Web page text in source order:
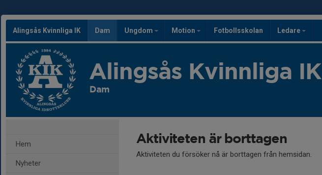
Alingsås Kvinnliga IK Dam Ungdom Motion Fotbollsskolan Ledare
Alingsås Kvinnliga IK
Dam
Hem
Nyheter
Aktiviteten är borttagen
Aktiviteten du försöker nå är borttagen från hemsidan.